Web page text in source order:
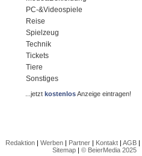
PC-&Videospiele
Reise
Spielzeug
Technik
Tickets
Tiere
Sonstiges
...jetztkostenlosAnzeige eintragen!
Redaktion| Werben| Partner| Kontakt| AGB|
Sitemap| © BeierMedia 2025